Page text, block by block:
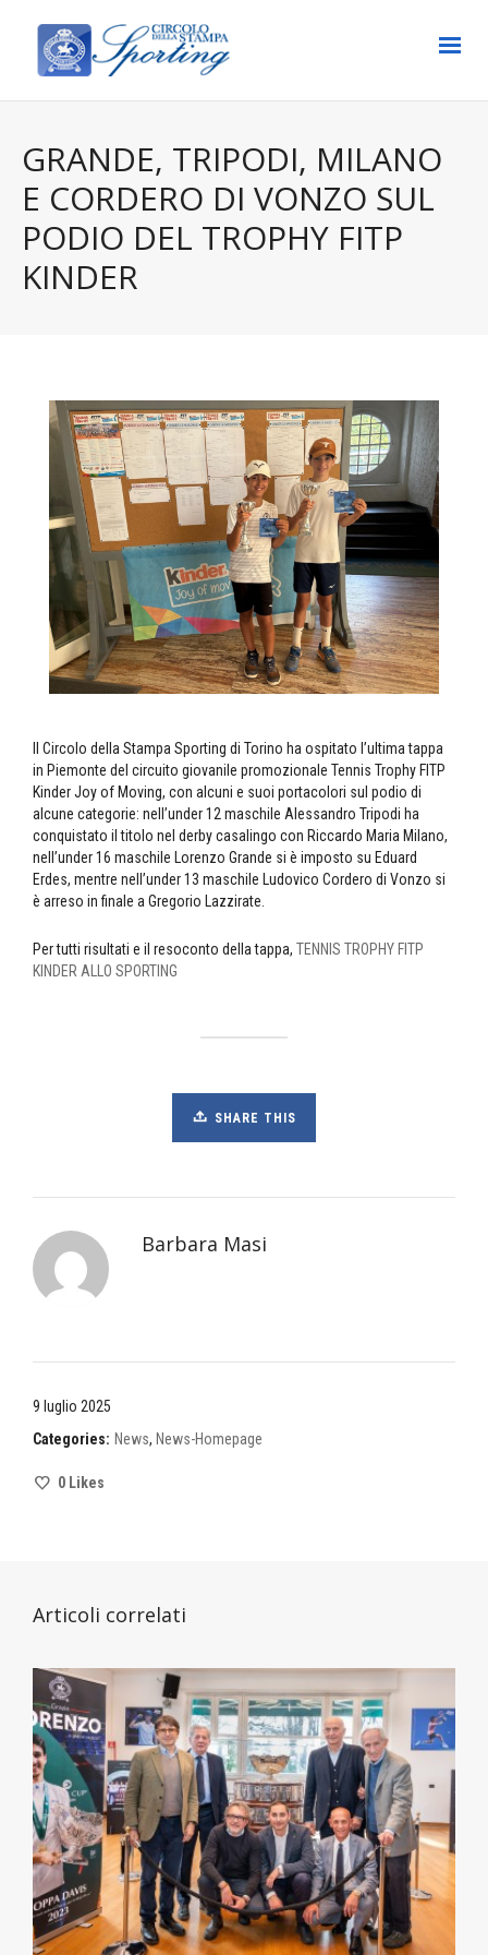
GRANDE, TRIPODI, MILANO
E CORDERO DI VONZO SUL
PODIO DEL TROPHY FITP
KINDER
Il Circolo della Stampa Sporting di Torino ha ospitato l’ultima tappa
in Piemonte del circuito giovanile promozionale Tennis Trophy FITP
Kinder Joy of Moving, con alcuni e suoi portacolori sul podio di
alcune categorie: nell’under 12 maschile Alessandro Tripodi ha
conquistato il titolo nel derby casalingo con Riccardo Maria Milano,
nell’under 16 maschile Lorenzo Grande si è imposto su Eduard
Erdes, mentre nell’under 13 maschile Ludovico Cordero di Vonzo si
è arreso in finale a Gregorio Lazzirate.
Per tutti risultati e il resoconto della tappa, TENNIS TROPHY FITP
KINDER ALLO SPORTING
SHARE THIS
Barbara Masi
9 luglio 2025
Categories: News, News-Homepage
0 Likes
Articoli correlati